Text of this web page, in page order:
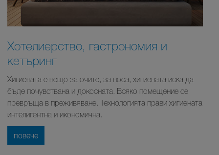
Хотелиерство, гастрономия и
кетъринг
Хигиената е нещо за очите, за носа, хигиената иска да
бъде почувствана и докосната. Всяко помещение се
превръща в преживяване. Технологията прави хигиената
интелигентна и икономична.
повече